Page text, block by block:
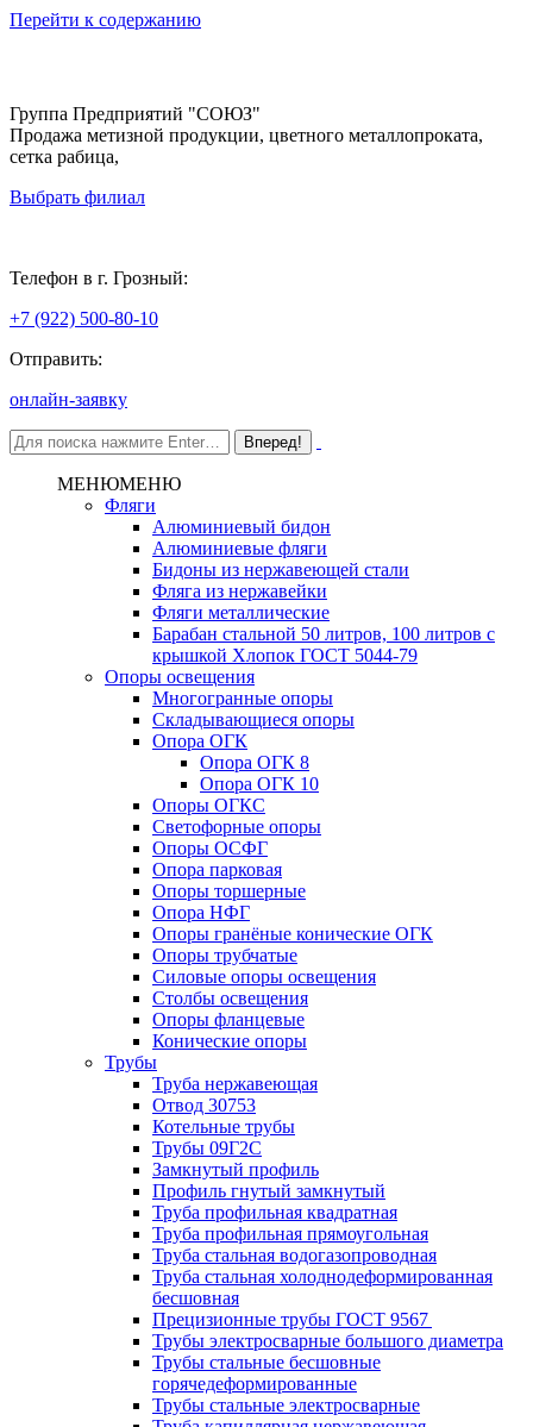
Перейти к содержанию
Группа Предприятий "СОЮЗ"
Продажа метизной продукции, цветного металлопроката,
сетка рабица,
Выбрать филиал
Телефон в г. Грозный:
+7 (922) 500-80-10
Отправить:
онлайн-заявку
МЕНЮМЕНЮ
Фляги
Алюминиевый бидон
Алюминиевые фляги
Бидоны из нержавеющей стали
Фляга из нержавейки
Фляги металлические
Барабан стальной 50 литров, 100 литров с
крышкой Хлопок ГОСТ 5044-79
Опоры освещения
Многогранные опоры
Складывающиеся опоры
Опора ОГК
Опора ОГК 8
Опора ОГК 10
Опоры ОГКС
Светофорные опоры
Опоры ОСФГ
Опора парковая
Опоры торшерные
Опора НФГ
Опоры гранёные конические ОГК
Опоры трубчатые
Силовые опоры освещения
Столбы освещения
Опоры фланцевые
Конические опоры
Трубы
Труба нержавеющая
Отвод 30753
Котельные трубы
Трубы 09Г2С
Замкнутый профиль
Профиль гнутый замкнутый
Труба профильная квадратная
Труба профильная прямоугольная
Труба стальная водогазопроводная
Труба стальная холоднодеформированная
бесшовная
Прецизионные трубы ГОСТ 9567
Трубы электросварные большого диаметра
Трубы стальные бесшовные
горячедеформированные
Трубы стальные электросварные